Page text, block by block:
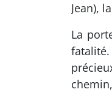
Jean),
La
fatalité.